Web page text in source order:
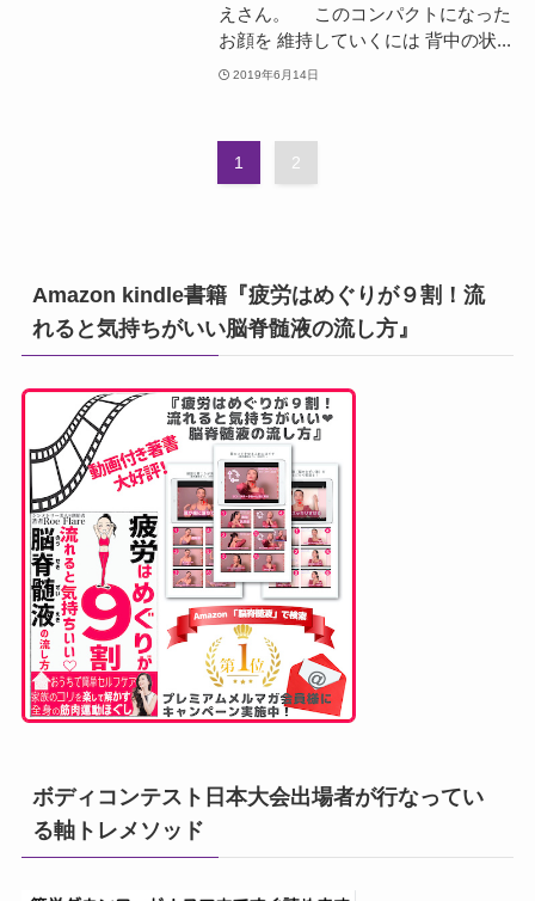
えさん。 このコンパクトになった
お顔を 維持していくには 背中の状...
2019年6月14日
1 2
Amazon kindle書籍『疲労はめぐりが９割！流
れると気持ちがいい脳脊髄液の流し方』
ボディコンテスト日本大会出場者が行なってい
る軸トレメソッド